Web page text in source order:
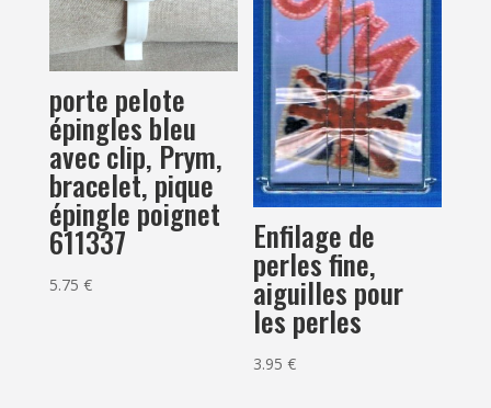
porte pelote
épingles bleu
avec clip, Prym,
bracelet, pique
épingle poignet
611337
5.75 €
Enfilage de
perles fine,
aiguilles pour
les perles
3.95€